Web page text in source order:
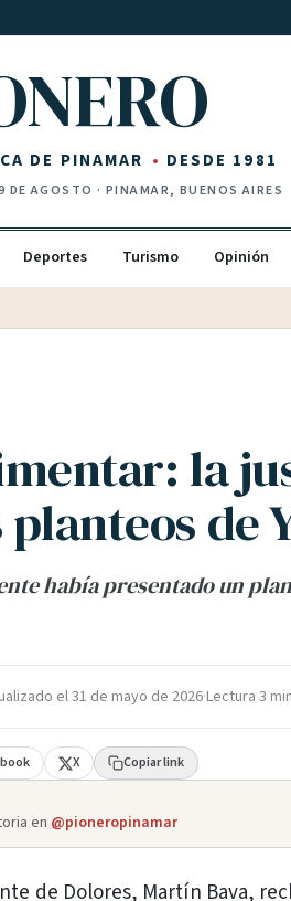
DE PINAMAR DESDE 1981
DE AGOSTO · PINAMAR, BUENOS AIRES
Deportes Turismo Opinión
la
de
había presentado un
el31 de mayo de 2026·Lectura 3 min
X Copiar link
en @pioneropinamar
de Dolores, Martín Bava,